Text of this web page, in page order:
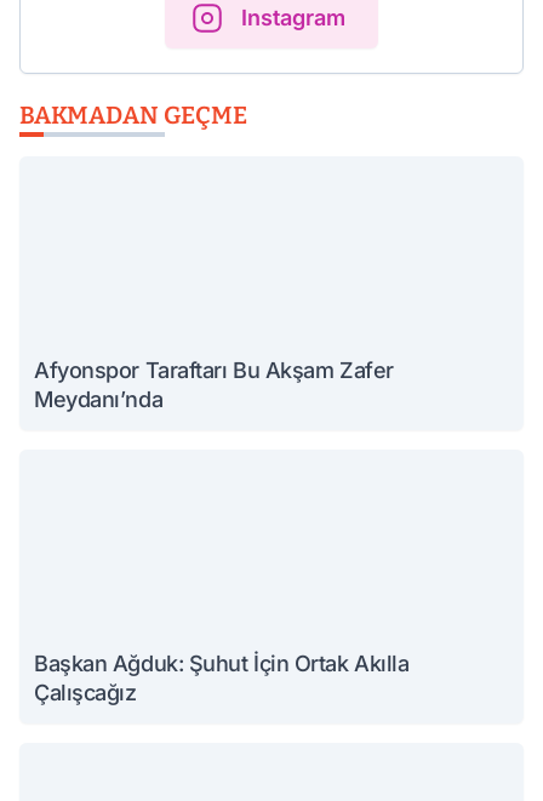
Instagram
BAKMADAN GEÇME
Afyonspor Taraftarı Bu Akşam Zafer
Meydanı’nda
Başkan Ağduk: Şuhut İçin Ortak Akılla
Çalışcağız